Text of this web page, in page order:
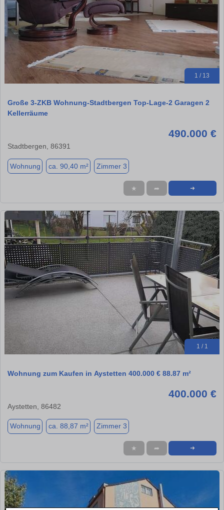
1 / 13
Große 3-ZKB Wohnung-Stadtbergen Top-Lage-2 Garagen 2
Kellerräume
490.000 €
Stadtbergen, 86391
Wohnung ca. 90,40 m² Zimmer 3
★ ➦ ➜
1 / 1
Wohnung zum Kaufen in Aystetten 400.000 € 88.87 m²
400.000 €
Aystetten, 86482
Wohnung ca. 88,87 m² Zimmer 3
★ ➦ ➜